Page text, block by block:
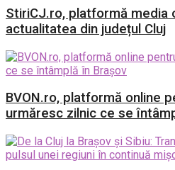
StiriCJ.ro, platformă media
actualitatea din județul Cluj
BVON.ro, platformă online
urmăresc zilnic ce se